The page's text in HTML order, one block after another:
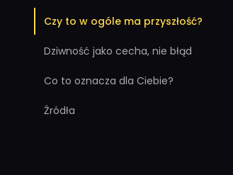
Czy to w ogóle ma przyszłość?
Dziwność jako cecha, nie błąd
Co to oznacza dla Ciebie?
Źródła